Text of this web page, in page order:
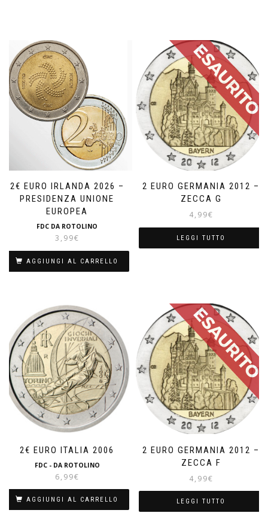
2€ EURO IRLANDA 2026 –
PRESIDENZA UNIONE
EUROPEA
FDC DA ROTOLINO
3,99€
AGGIUNGI AL CARRELLO
2 EURO GERMANIA 2012 –
ZECCA G
4,99€
LEGGI TUTTO
2€ EURO ITALIA 2006
FDC - DA ROTOLINO
6,99€
AGGIUNGI AL CARRELLO
2 EURO GERMANIA 2012 –
ZECCA F
4,99€
LEGGI TUTTO